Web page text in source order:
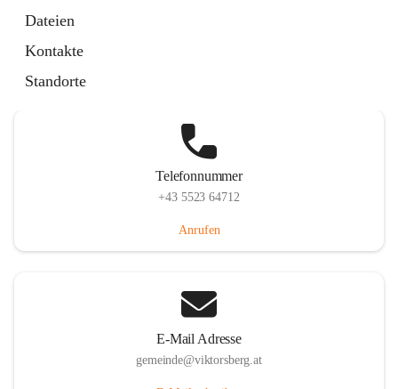
Dateien
Kontakte
Standorte
Telefonnummer
+43 5523 64712
Anrufen
E-Mail Adresse
gemeinde@viktorsberg.at